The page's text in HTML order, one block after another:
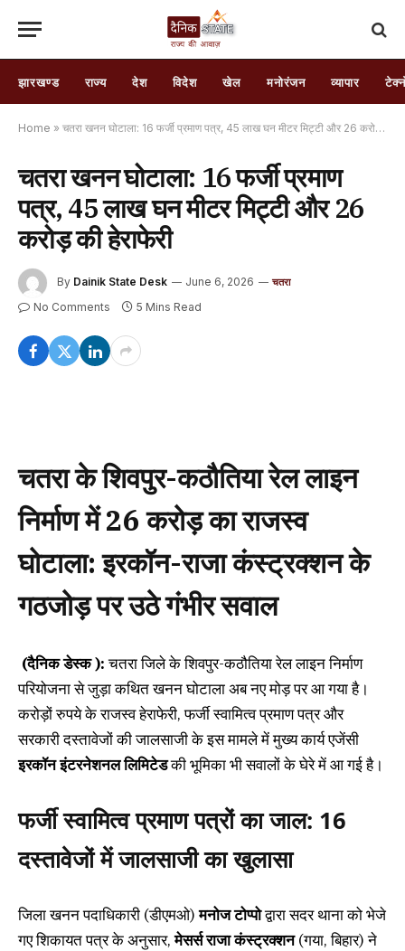
झारखण्ड राज्य देश विदेश खेल मनोरंजन व्यापार
Home » चतरा खनन घोटाला: 16 फर्जी प्रमाण पत्र, 45 लाख घन मीटर मिट्टी और 26 करोड़ की हेराफेरी
चतरा खनन घोटाला: 16 फर्जी प्रमाण
पत्र, 45 लाख घन मीटर मिट्टी और 26
करोड़ की हेराफेरी
By Dainik State Desk June 6, 2026 चतरा
No Comments 5 Mins Read
चतरा के शिवपुर-कठौतिया रेल लाइन
निर्माण में 26 करोड़ का राजस्व
घोटाला: इरकॉन-राजा कंस्ट्रक्शन के
गठजोड़ पर उठे गंभीर सवाल
(दैनिक डेस्क ):चतरा जिले के शिवपुर-कठौतिया रेल लाइन निर्माण
परियोजना से जुड़ा कथित खनन घोटाला अब नए मोड़ पर आ गया है।
करोड़ों रुपये के राजस्व हेराफेरी, फर्जी स्वामित्व प्रमाण पत्र और
सरकारी दस्तावेजों की जालसाजी के इस मामले में मुख्य कार्य एजेंसी
इरकॉन इंटरनेशनल लिमिटेडकी भूमिका भी सवालों के घेरे में आ गई है।
फर्जी स्वामित्व प्रमाण पत्रों का जाल: 16
दस्तावेजों में जालसाजी का खुलासा
जिला खनन पदाधिकारी (डीएमओ)मनोज टोप्पोद्वारा सदर थाना को भेजे
गए शिकायत पत्र के अनुसार,मेसर्स राजा कंस्ट्रक्शन(गया, बिहार) ने